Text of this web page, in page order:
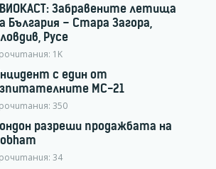
Забравените летища
България – Стара Загора,
Русе
1K
с един от
МС-21
350
разреши продажбата на
34